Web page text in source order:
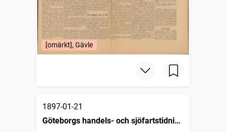
[omärkt], Gävle
1897-01-21
Göteborgs handels- och sjöfartstidning